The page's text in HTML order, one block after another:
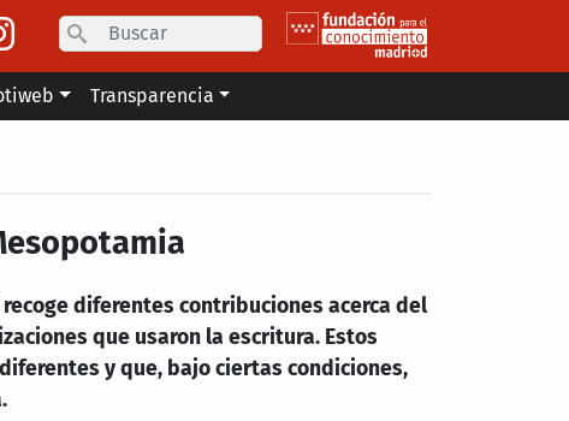
Search
Transparencia
diferentes contribuciones acerca del
que usaron la escritura. Estos
y que, bajo ciertas condiciones,